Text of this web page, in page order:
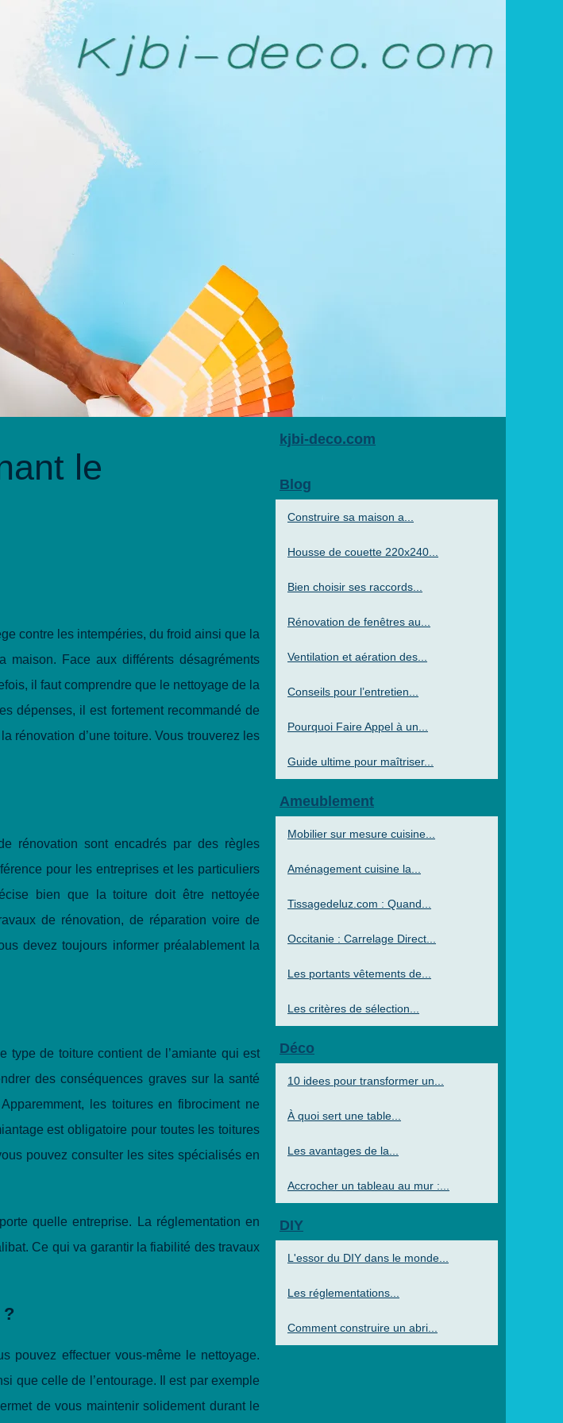
le
contre les intempéries, du froid ainsi que la
Face aux différents désagréments
il faut comprendre que le nettoyage de la
dépenses, il est fortement recommandé de
rénovation d’une toiture. Vous trouverez les
rénovation sont encadrés par des règles
pour les entreprises et les particuliers
bien que la toiture doit être nettoyée
de rénovation, de réparation voire de
devez toujours informer préalablement la
type de toiture contient de l’amiante qui est
des conséquences graves sur la santé
les toitures en fibrociment ne
est obligatoire pour toutes les toitures
pouvez consulter les sites spécialisés en
quelle entreprise. La réglementation en
Ce qui va garantir la fiabilité des travaux
?
pouvez effectuer vous-même le nettoyage.
que celle de l’entourage. Il est par exemple
de vous maintenir solidement durant le
kjbi-deco.com
Blog
Construire sa maison a...
Housse de couette 220x240...
Bien choisir ses raccords...
Rénovation de fenêtres au...
Ventilation et aération des...
Conseils pour l’entretien...
Pourquoi Faire Appel à un...
Guide ultime pour maîtriser...
Ameublement
Mobilier sur mesure cuisine...
Aménagement cuisine la...
Tissagedeluz.com : Quand...
Occitanie : Carrelage Direct...
Les portants vêtements de...
Les critères de sélection...
Déco
10 idees pour transformer un...
À quoi sert une table...
Les avantages de la...
Accrocher un tableau au mur :...
DIY
L'essor du DIY dans le monde...
Les réglementations...
Comment construire un abri...